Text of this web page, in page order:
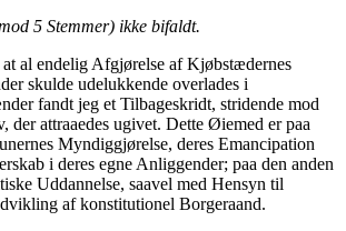
5 Stemmer) ikke bifaldt.
al endelig Afgjørelse af Kjøbstædernes
skulde udelukkende overlades i
fandt jeg et Tilbageskridt, stridende mod
der attraaedes ugivet. Dette Øiemed er paa
Myndiggjørelse, deres Emancipation
i deres egne Anliggender; paa den anden
Uddannelse, saavel med Hensyn til
af konstitutionel Borgeraand.